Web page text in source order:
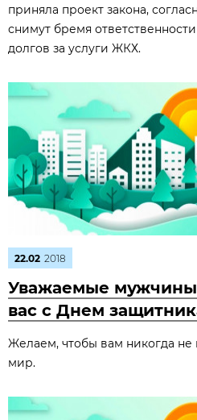
приняла проект закона,
снимут бремя
долгов за услуги ЖКХ.
22.02 2018
Уважаемые
вас с Днем
Желаем, чтобы вам никогда не
мир.